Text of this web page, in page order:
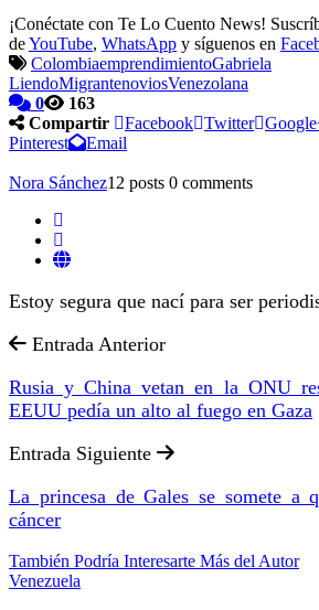
¡Conéctate con Te Lo Cuento News!
deYouTube, WhatsApp y síguenos en
ColombiaemprendimientoGabriela
LiendoMigrantenoviosVenezolana
0
163
Compartir
Facebook Twitter
Pinterest
Email
Nora Sánchez12 posts 0 comments
Estoy segura que nací para ser
Entrada Anterior
Rusia y China vetan en la ONU
EEUU pedía un alto al fuego en Gaza
Entrada Siguiente
La princesa de Gales se somete a
cáncer
También Podría Interesarte Más del Autor
Venezuela